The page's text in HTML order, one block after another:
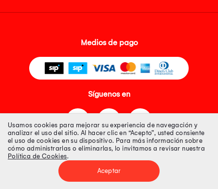
Medios de pago
Síguenos en
Tienda 100% Segura
Tiendas Peruanas S.A. R.U.C. Nº 20493020618. Todos los derechos
Usamos cookies para mejorar su experiencia de navegación y
analizar el uso del sitio. Al hacer clic en “Acepto”, usted consiente
el uso de cookies en su dispositivo. Para más información sobre
cómo administrarlas o eliminarlas, lo invitamos a revisar nuestra
Política de Cookies.
Aceptar